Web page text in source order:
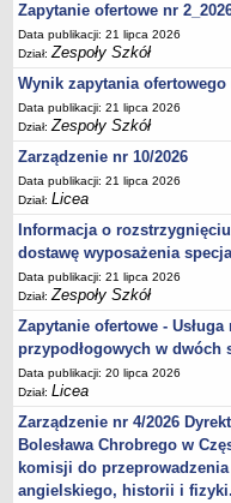
Zapytanie ofertowe nr
Data publikacji: 21 lipca 2026
Dział:Zespoły Szkół
Wynik zapytania ofertowego
Data publikacji: 21 lipca 2026
Dział:Zespoły Szkół
Zarządzenie nr 10/2026
Data publikacji: 21 lipca 2026
Dział:Licea
Informacja o
dostawę wyposażenia
Data publikacji: 21 lipca 2026
Dział:Zespoły Szkół
Zapytanie ofertowe -
przypodłogowych w dwóch
Data publikacji: 20 lipca 2026
Dział:Licea
Zarządzenie nr 4/2026
Bolesława Chrobrego w
komisji do
angielskiego, historii i fizyki.